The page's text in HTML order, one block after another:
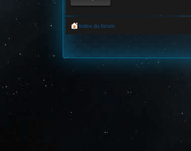
Index du forum